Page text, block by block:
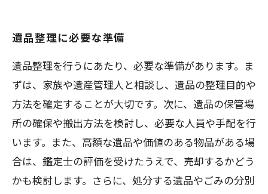
遺品整理に必要な準備
遺品整理を行うにあたり、必要な準備があります。ま
ずは、家族や遺産管理人と相談し、遺品の整理目的や
方法を確定することが大切です。次に、遺品の保管場
所の確保や搬出方法を検討し、必要な人員や手配を行
います。また、高額な遺品や価値のある物品がある場
合は、鑑定士の評価を受けたうえで、売却するかどう
かも検討します。さらに、処分する遺品やごみの分別